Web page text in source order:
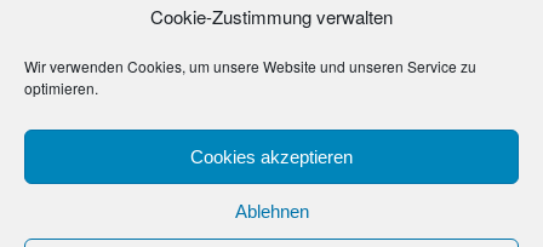
Cookie-Zustimmung verwalten
Wir verwenden Cookies, um unsere Website und unseren Service zu
optimieren.
Cookies akzeptieren
Ablehnen
inzwischen auf dem Land. Sie prägen zunehmend das
Privatbank und des Marktforschungsinstituts YouGov von
2017. Häuser, Grundstücke, Wohnungen dominieren
bereits
Denk an’s Erbe, Schatz!